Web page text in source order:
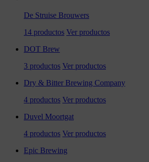
De Struise Brouwers
14 productos Ver productos
DOT Brew
3 productos Ver productos
Dry & Bitter Brewing Company
4 productos Ver productos
Duvel Moortgat
4 productos Ver productos
Epic Brewing